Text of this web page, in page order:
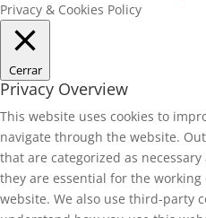
Privacy & Cookies Policy
Cerrar
Privacy Overview
This website uses cookies to
navigate through the website.
that are categorized as
they are essential for the
website. We also use third-party